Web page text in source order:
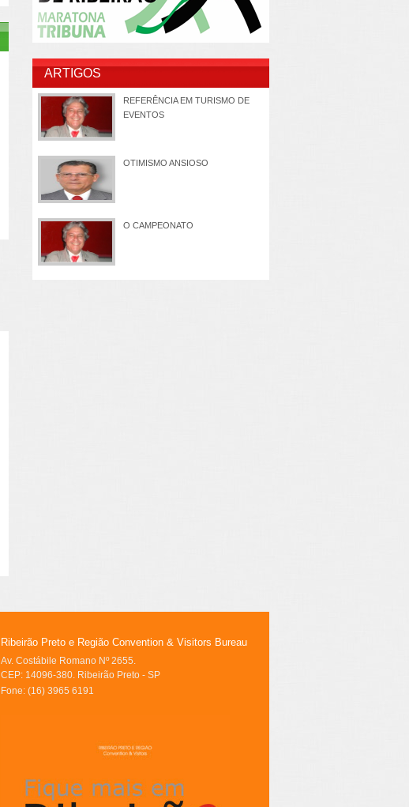
ARTIGOS
REFERÊNCIA EM TURISMO DE
EVENTOS
OTIMISMO ANSIOSO
O CAMPEONATO
Ribeirão Preto e Região Convention & Visitors Bureau
Av. Costábile Romano Nº 2655.
CEP: 14096-380. Ribeirão Preto - SP
Fone: (16) 3965 6191